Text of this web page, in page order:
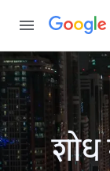
शोध